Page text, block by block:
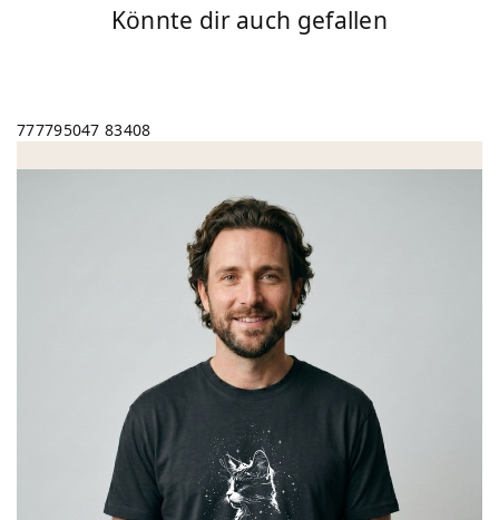
Könnte dir auch gefallen
777795047 83408